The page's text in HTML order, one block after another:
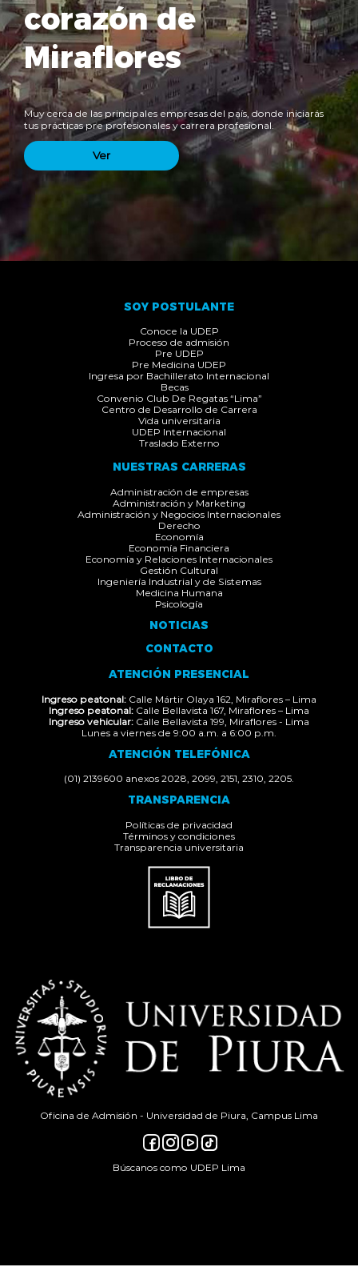
corazón de
Miraflores
Muy cerca de las principales empresas del país, donde iniciarás
tus prácticas pre profesionales y carrera profesional.
Ver
SOY POSTULANTE
Conoce la UDEP
Proceso de admisión
Pre UDEP
Pre Medicina UDEP
Ingresa por Bachillerato Internacional
Becas
Convenio Club De Regatas “Lima”
Centro de Desarrollo de Carrera
Vida universitaria
UDEP Internacional
Traslado Externo
NUESTRAS CARRERAS
Administración de empresas
Administración y Marketing
Administración y Negocios Internacionales
Derecho
Economía
Economía Financiera
Economía y Relaciones Internacionales
Gestión Cultural
Ingeniería Industrial y de Sistemas
Medicina Humana
Psicología
NOTICIAS
CONTACTO
ATENCIÓN PRESENCIAL
Ingreso peatonal: Calle Mártir Olaya 162, Miraflores – Lima
Ingreso peatonal: Calle Bellavista 167, Miraflores – Lima
Ingreso vehicular: Calle Bellavista 199, Miraflores - Lima
Lunes a viernes de 9:00 a.m. a 6:00 p.m.
ATENCIÓN TELEFÓNICA
(01) 2139600 anexos 2028, 2099, 2151, 2310, 2205.
TRANSPARENCIA
Políticas de privacidad
Términos y condiciones
Transparencia universitaria
Oficina de Admisión - Universidad de Piura, Campus Lima
Búscanos como UDEP Lima